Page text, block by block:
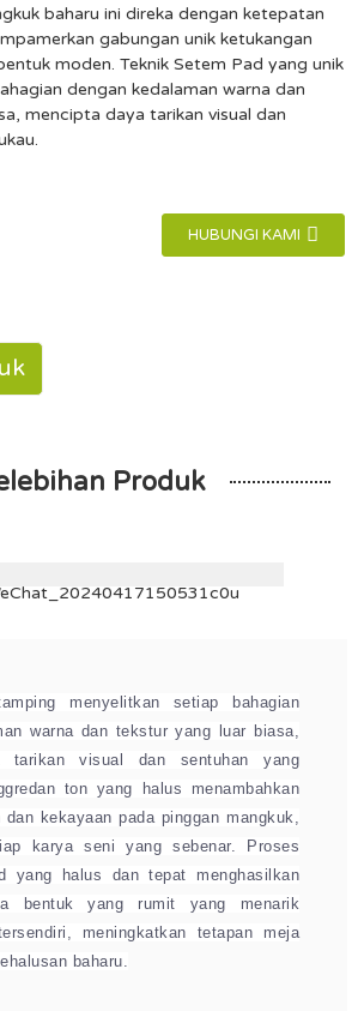
baharu ini direka dengan ketepatan
gabungan unik ketukangan
moden. Teknik Setem Pad yang unik
dengan kedalaman warna dan
mencipta daya tarikan visual dan
HUBUNGI KAMI
Produk
menyelitkan setiap bahagian
warna dan tekstur yang luar biasa,
tarikan visual dan sentuhan yang
ton yang halus menambahkan
kekayaan pada pinggan mangkuk,
karya seni yang sebenar. Proses
yang halus dan tepat menghasilkan
bentuk yang rumit yang menarik
meningkatkan tetapan meja
baharu.